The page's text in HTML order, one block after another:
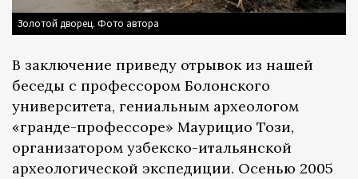
Золотой дворец. Фото автора
В заключение приведу отрывок из нашей
беседы с профессором Болонского
университета, гениальным археологом
«гранде-профессоре» Маурицио Този,
организатором узбекско-итальянской
археологической экспедиции. Осенью 2005